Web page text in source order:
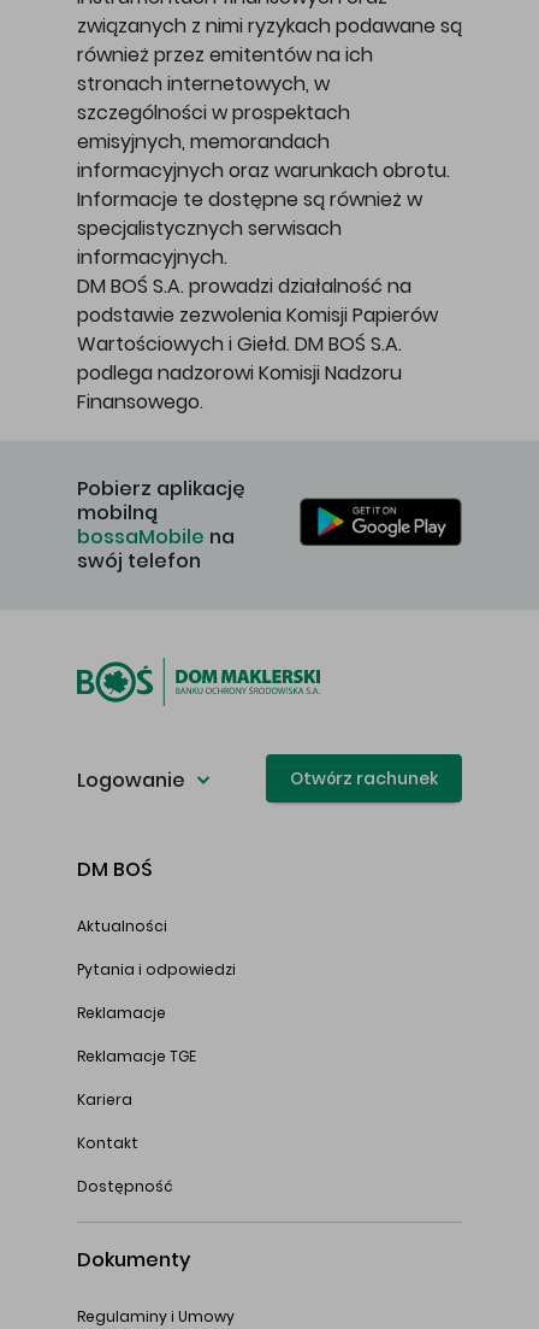
związanych z nimi ryzykach podawane są
również przez emitentów na ich
stronach internetowych, w
szczególności w prospektach
emisyjnych, memorandach
informacyjnych oraz warunkach obrotu.
Informacje te dostępne są również w
specjalistycznych serwisach
informacyjnych.
DM BOŚ S.A. prowadzi działalność na
podstawie zezwolenia Komisji Papierów
Wartościowych i Giełd. DM BOŚ S.A.
podlega nadzorowi Komisji Nadzoru
Finansowego.
Pobierz aplikację
mobilną
bossaMobile na
swój telefon
Logowanie Otwórz rachunek
DM BOŚ
Aktualności
Pytania i odpowiedzi
Reklamacje
Reklamacje TGE
Kariera
Kontakt
Dostępność
Dokumenty
Regulaminy i Umowy